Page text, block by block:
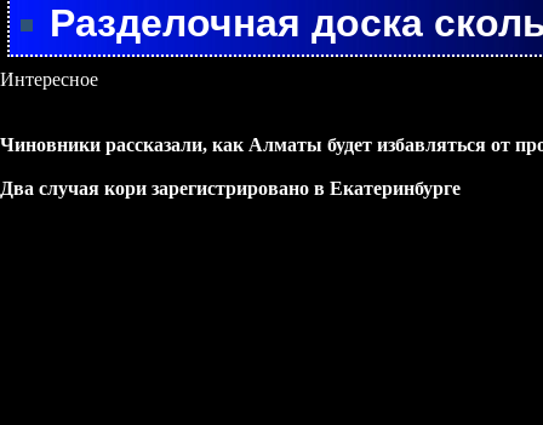
Разделочная доска
Интересное
Чиновники рассказали, как Алматы будет избавляться от
Два случая кори зарегистрировано в Екатеринбурге